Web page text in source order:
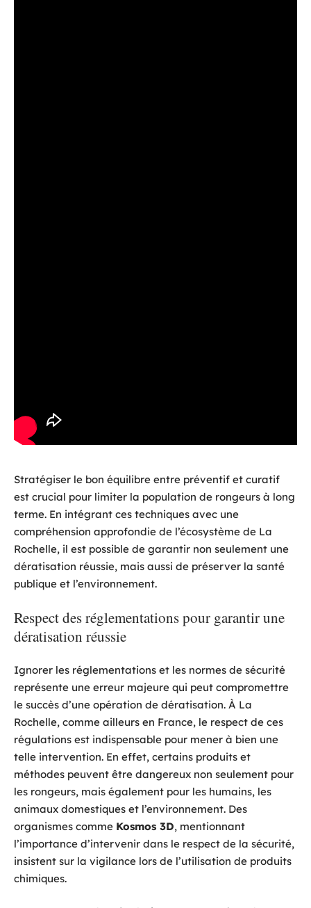
Stratégiser le bon équilibre entre préventif et curatif
est crucial pour limiter la population de rongeurs à long
terme. En intégrant ces techniques avec une
compréhension approfondie de l’écosystème de La
Rochelle, il est possible de garantir non seulement une
dératisation réussie, mais aussi de préserver la santé
publique et l’environnement.
Respect des réglementations pour garantir une
dératisation réussie
Ignorer les réglementations et les normes de sécurité
représente une erreur majeure qui peut compromettre
le succès d’une opération de dératisation. À La
Rochelle, comme ailleurs en France, le respect de ces
régulations est indispensable pour mener à bien une
telle intervention. En effet, certains produits et
méthodes peuvent être dangereux non seulement pour
les rongeurs, mais également pour les humains, les
animaux domestiques et l’environnement. Des
organismes comme Kosmos 3D, mentionnant
l’importance d’intervenir dans le respect de la sécurité,
insistent sur la vigilance lors de l’utilisation de produits
chimiques.